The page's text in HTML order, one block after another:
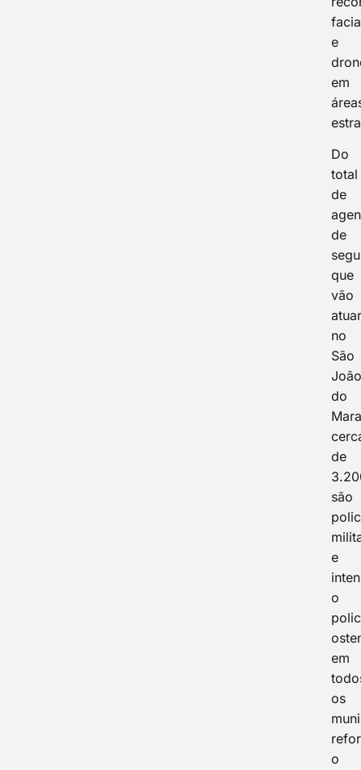
e
em
Do
total
de
de
que
vão
no
São
do
de
são
e
o
em
os
o